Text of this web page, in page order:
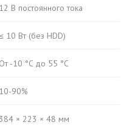
12 В постоянного тока
10 Вт (без HDD)
От -10 °C до 55 °C
10-90%
384 × 223 × 48 мм